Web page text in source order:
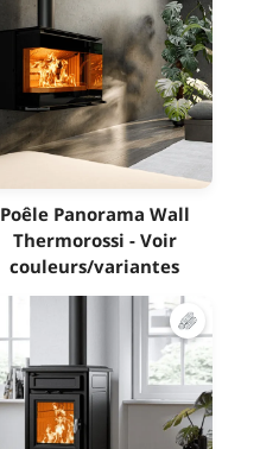
Poêle Panorama Wall
Thermorossi - Voir
couleurs/variantes